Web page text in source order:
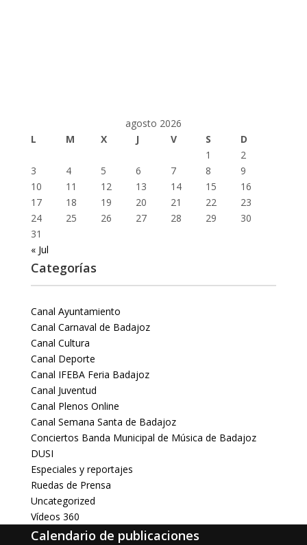
agosto 2026
L
M X J V S
D
1
2
3
4 5 6 7 8
9
10
11 12 13 14 15
16
17
18 19 20 21 22
23
24
25 26 27 28 29
30
31
« Jul
Categorías
Canal Ayuntamiento
Canal Carnaval de Badajoz
Canal Cultura
Canal Deporte
Canal IFEBA Feria Badajoz
Canal Juventud
Canal Plenos Online
Canal Semana Santa de Badajoz
Conciertos Banda Municipal de Música de Badajoz
DUSI
Especiales y reportajes
Ruedas de Prensa
Uncategorized
Vídeos 360
Calendario de publicaciones